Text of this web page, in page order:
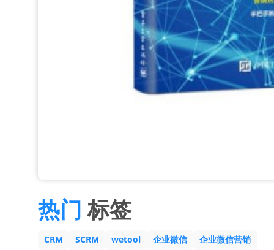
热门 标签
CRM SCRM wetool 企业微信
企业微信营销